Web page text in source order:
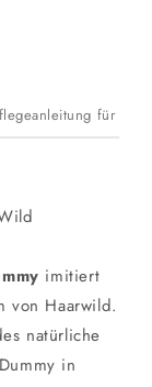
für
imitiert
von Haarwild.
natürliche
in